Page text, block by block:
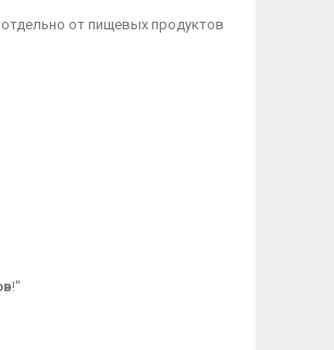
от пищевых продуктов
!"